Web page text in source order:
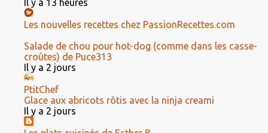
Il y a 13 heures
Les nouvelles recettes chez PassionRecettes.com
Salade de chou pour hot-dog (comme dans les casse-
croûtes) de Puce313
Il y a 2 jours
PtitChef
Glace aux abricots rôtis avec la ninja creami
Il y a 2 jours